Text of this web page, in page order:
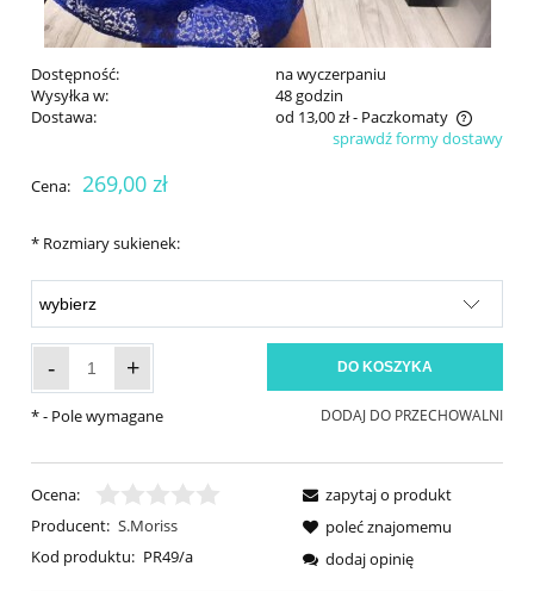
Dostępność:
na wyczerpaniu
Wysyłka w:
48 godzin
Dostawa:
od 13,00 zł- Paczkomaty
Cena nie zawiera ewentualnych kosztów płatnościsprawdź formy dostawy
Cena: 269,00 zł
* Rozmiary sukienek:
- + DO KOSZYKA
DODAJ DO PRZECHOWALNI
*- Pole wymagane
Ocena:
Producent: S.Moriss
Kod produktu: PR49/a
zapytaj o produkt
poleć znajomemu
dodaj opinię